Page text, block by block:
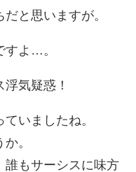
と思いますが。
すよ…。
気疑惑！
いましたね。
。
誰もサーシスに味方